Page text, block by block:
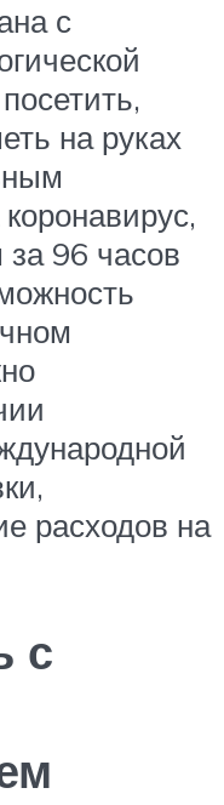
с
на руках
96 часов
расходов на
с